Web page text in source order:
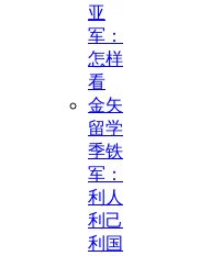
亚
军：
怎样
看
金矢
留学
季铁
军：
利人
利己
利国